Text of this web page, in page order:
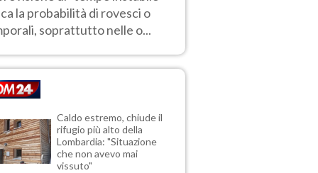
la probabilità di rovesci o
soprattutto nelle o...
Caldo estremo, chiude il
rifugio più alto della
Lombardia: "Situazione
che non avevo mai
vissuto"